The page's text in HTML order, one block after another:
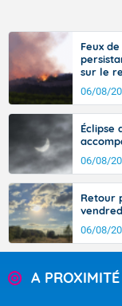
Feux
sur le
06/08/
Éclipse
06/08/
Retour
06/08/
A